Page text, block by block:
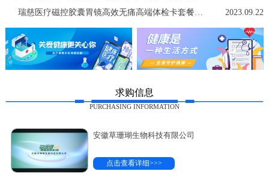
瑞慈医疗磁控胶囊胃镜高效无痛高端体检卡套餐中青老年男女士通用
2023.09.22
求购信息
PURCHASING INFORMATION
安徽草珊瑚生物科技有限公司
点击查看详细>>>